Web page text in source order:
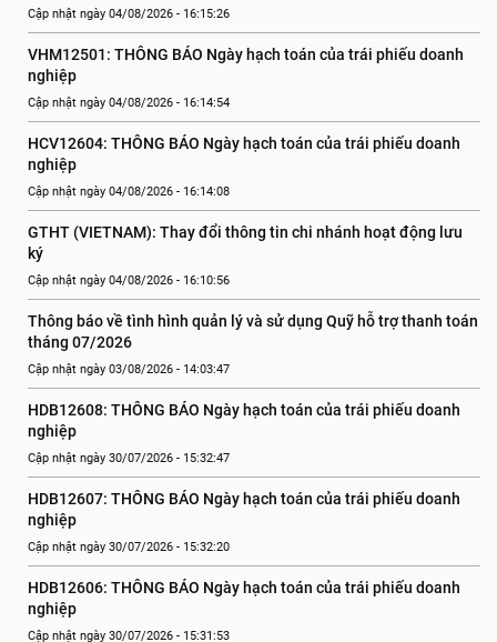
Cập nhật ngày 04/08/2026 - 16:15:26
VHM12501: THÔNG BÁO Ngày hạch toán của trái phiếu doanh
nghiệp
Cập nhật ngày 04/08/2026 - 16:14:54
HCV12604: THÔNG BÁO Ngày hạch toán của trái phiếu doanh
nghiệp
Cập nhật ngày 04/08/2026 - 16:14:08
GTHT (VIETNAM): Thay đổi thông tin chi nhánh hoạt động lưu
ký
Cập nhật ngày 04/08/2026 - 16:10:56
Thông báo về tình hình quản lý và sử dụng Quỹ hỗ trợ thanh toán
tháng 07/2026
Cập nhật ngày 03/08/2026 - 14:03:47
HDB12608: THÔNG BÁO Ngày hạch toán của trái phiếu doanh
nghiệp
Cập nhật ngày 30/07/2026 - 15:32:47
HDB12607: THÔNG BÁO Ngày hạch toán của trái phiếu doanh
nghiệp
Cập nhật ngày 30/07/2026 - 15:32:20
HDB12606: THÔNG BÁO Ngày hạch toán của trái phiếu doanh
nghiệp
Cập nhật ngày 30/07/2026 - 15:31:53